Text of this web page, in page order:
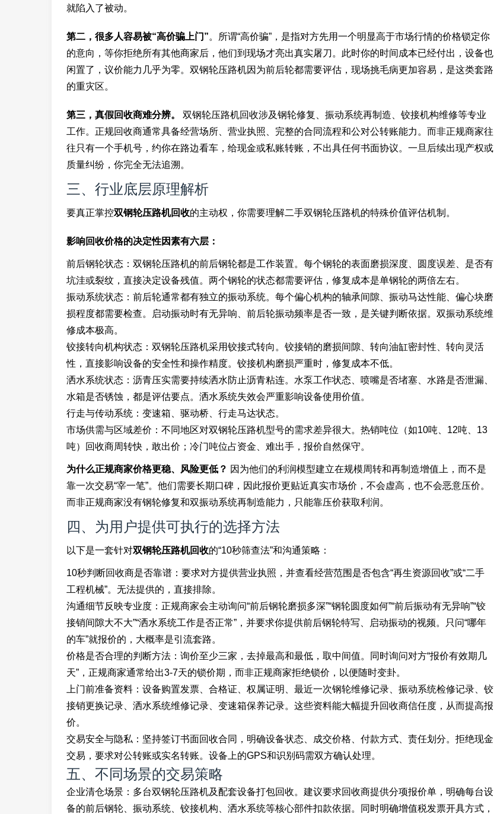
就陷入了被动。
第二，很多人容易被“高价骗上门”。所谓“高价骗”，是指对方先用一个明显高于市场行情的价格锁定你
的意向，等你拒绝所有其他商家后，他们到现场才亮出真实屠刀。此时你的时间成本已经付出，设备也
闲置了，议价能力几乎为零。双钢轮压路机因为前后轮都需要评估，现场挑毛病更加容易，是这类套路
的重灾区。
第三，真假回收商难分辨。
双钢轮压路机回收涉及钢轮修复、振动系统再制造、铰接机构维修等专业
工作。正规回收商通常具备经营场所、营业执照、完整的合同流程和公对公转账能力。而非正规商家往
往只有一个手机号，约你在路边看车，给现金或私账转账，不出具任何书面协议。一旦后续出现产权或
质量纠纷，你完全无法追溯。
三、行业底层原理解析
要真正掌控双钢轮压路机回收的主动权，你需要理解二手双钢轮压路机的特殊价值评估机制。
影响回收价格的决定性因素有六层：
前后钢轮状态：双钢轮压路机的前后钢轮都是工作装置。每个钢轮的表面磨损深度、圆度误差、是否有
坑洼或裂纹，直接决定设备残值。两个钢轮的状态都需要评估，修复成本是单钢轮的两倍左右。
振动系统状态：前后轮通常都有独立的振动系统。每个偏心机构的轴承间隙、振动马达性能、偏心块磨
损程度都需要检查。启动振动时有无异响、前后轮振动频率是否一致，是关键判断依据。双振动系统维
修成本极高。
铰接转向机构状态：双钢轮压路机采用铰接式转向。铰接销的磨损间隙、转向油缸密封性、转向灵活
性，直接影响设备的安全性和操作精度。铰接机构磨损严重时，修复成本不低。
洒水系统状态：沥青压实需要持续洒水防止沥青粘连。水泵工作状态、喷嘴是否堵塞、水路是否泄漏、
水箱是否锈蚀，都是评估要点。洒水系统失效会严重影响设备使用价值。
行走与传动系统：变速箱、驱动桥、行走马达状态。
市场供需与区域差价：不同地区对双钢轮压路机型号的需求差异很大。热销吨位（如10吨、12吨、13
吨）回收商周转快，敢出价；冷门吨位占资金、难出手，报价自然保守。
为什么正规商家价格更稳、风险更低？ 因为他们的利润模型建立在规模周转和再制造增值上，而不是
靠一次交易“宰一笔”。他们需要长期口碑，因此报价更贴近真实市场价，不会虚高，也不会恶意压价。
而非正规商家没有钢轮修复和双振动系统再制造能力，只能靠压价获取利润。
四、为用户提供可执行的选择方法
以下是一套针对双钢轮压路机回收的“10秒筛查法”和沟通策略：
10秒判断回收商是否靠谱：要求对方提供营业执照，并查看经营范围是否包含“再生资源回收”或“二手
工程机械”。无法提供的，直接排除。
沟通细节反映专业度：正规商家会主动询问“前后钢轮磨损多深”“钢轮圆度如何”“前后振动有无异响”“铰
接销间隙大不大”“洒水系统工作是否正常”，并要求你提供前后钢轮特写、启动振动的视频。只问“哪年
的车”就报价的，大概率是引流套路。
价格是否合理的判断方法：询价至少三家，去掉最高和最低，取中间值。同时询问对方“报价有效期几
天”，正规商家通常给出3-7天的锁价期，而非正规商家拒绝锁价，以便随时变卦。
上门前准备资料：设备购置发票、合格证、权属证明、最近一次钢轮维修记录、振动系统检修记录、铰
接销更换记录、洒水系统维修记录、变速箱保养记录。这些资料能大幅提升回收商信任度，从而提高报
价。
交易安全与隐私：坚持签订书面回收合同，明确设备状态、成交价格、付款方式、责任划分。拒绝现金
交易，要求对公转账或实名转账。设备上的GPS和识别码需双方确认处理。
五、不同场景的交易策略
企业清仓场景：多台双钢轮压路机及配套设备打包回收。建议要求回收商提供分项报价单，明确每台设
备的前后钢轮、振动系统、铰接机构、洒水系统等核心部件扣款依据。同时明确增值税发票开具方式，